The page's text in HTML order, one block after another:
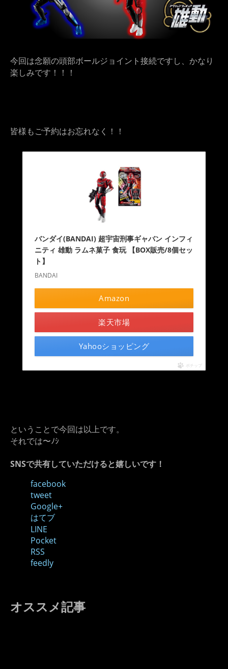
今回は念願の頭部ボールジョイント接続ですし、かなり
楽しみです！！！
皆様もご予約はお忘れなく！！
バンダイ(BANDAI) 超宇宙刑事ギャバン インフィ
ニティ 雄動 ラムネ菓子 食玩 【BOX販売/8個セッ
ト】
BANDAI
Amazon
楽天市場
Yahooショッピング
ポチップ
ということで今回は以上です。
それでは〜ﾉｼ
SNSで共有していただけると嬉しいです！
facebook
tweet
Google+
はてブ
LINE
Pocket
RSS
feedly
オススメ記事